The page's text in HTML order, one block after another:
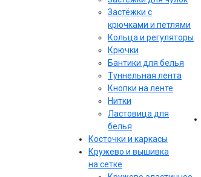
Застёжки с
крючками и петлями
Кольца и регуляторы
Крючки
Бантики для белья
Туннельная лента
Кнопки на ленте
Нитки
Ластовица для
белья
Косточки и каркасы
Кружево и вышивка
на сетке